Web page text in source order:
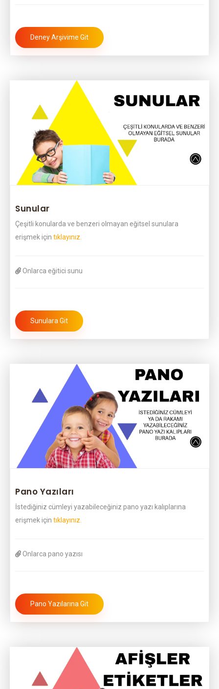
Deney Arşivime Git
Sunular
Çeşitli konularda ve benzeri olmayan eğitsel sunulara
erişmek için tıklayınız.
Onlarca eğitici sunu
Sunulara Git
Pano Yazıları
İstediğiniz cümleyi yazabileceğiniz pano yazı kalıplarına
erişmek için tıklayınız.
Onlarca pano yazısı
Pano Yazılarına Git